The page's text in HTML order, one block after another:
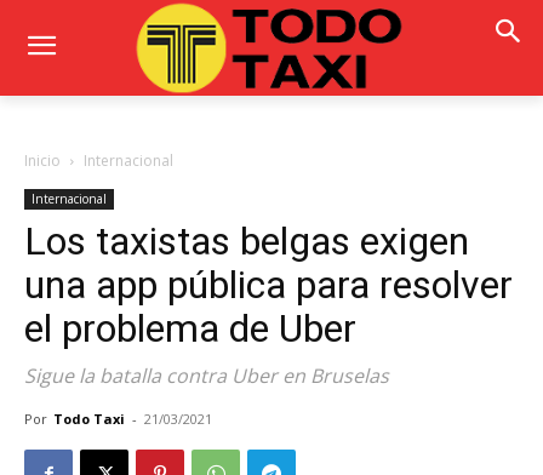
Inicio Internacional
Internacional
Los taxistas belgas exigen
una app pública para resolver
el problema de Uber
Sigue la batalla contra Uber en Bruselas
Por Todo Taxi - 21/03/2021